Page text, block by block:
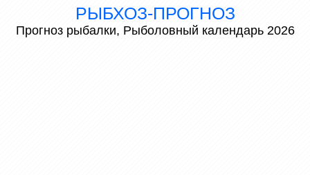
РЫБХОЗ-ПРОГНОЗ
Прогноз рыбалки, Рыболовный календарь 2026